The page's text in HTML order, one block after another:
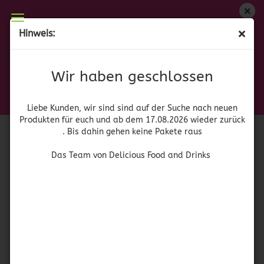
Hinweis:
Wir haben geschlossen
Liebe Kunden, wir sind sind auf der Suche nach neuen
Produkten für euch und ab dem 17.08.2026 wieder zurück
. Bis dahin gehen keine Pakete raus
Das Team von Delicious Food and Drinks
Wir haben geschlossen
zurück. Bis dahin gehen keine Pakete raus
Das Team von Delicious Food and Drinks
42033)
SuckleBusters